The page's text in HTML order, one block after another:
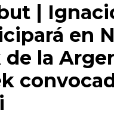
|
en
de la